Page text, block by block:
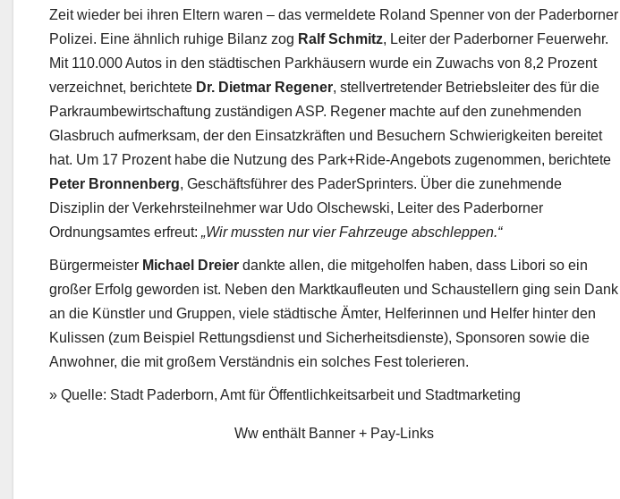
Zeit wieder bei ihren Eltern waren – das vermeldete Roland Spenner von der Paderborner
Polizei. Eine ähnlich ruhige Bilanz zog Ralf Schmitz, Leiter der Paderborner Feuerwehr.
Mit 110.000 Autos in den städtischen Parkhäusern wurde ein Zuwachs von 8,2 Prozent
verzeichnet, berichtete Dr. Dietmar Regener, stellvertretender Betriebsleiter des für die
Parkraumbewirtschaftung zuständigen ASP. Regener machte auf den zunehmenden
Glasbruch aufmerksam, der den Einsatzkräften und Besuchern Schwierigkeiten bereitet
hat. Um 17 Prozent habe die Nutzung des Park+Ride-Angebots zugenommen, berichtete
Peter Bronnenberg, Geschäftsführer des PaderSprinters. Über die zunehmende
Disziplin der Verkehrsteilnehmer war Udo Olschewski, Leiter des Paderborner
Ordnungsamtes erfreut: „Wir mussten nur vier Fahrzeuge abschleppen.“
Bürgermeister Michael Dreier dankte allen, die mitgeholfen haben, dass Libori so ein
großer Erfolg geworden ist. Neben den Marktkaufleuten und Schaustellern ging sein Dank
an die Künstler und Gruppen, viele städtische Ämter, Helferinnen und Helfer hinter den
Kulissen (zum Beispiel Rettungsdienst und Sicherheitsdienste), Sponsoren sowie die
Anwohner, die mit großem Verständnis ein solches Fest tolerieren.
» Quelle: Stadt Paderborn, Amt für Öffentlichkeitsarbeit und Stadtmarketing
Ww enthält Banner + Pay-Links